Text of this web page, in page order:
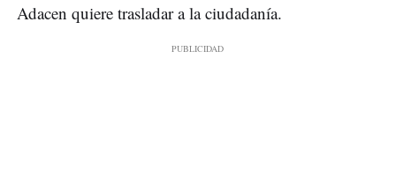
Adacen quiere trasladar a la ciudadanía.